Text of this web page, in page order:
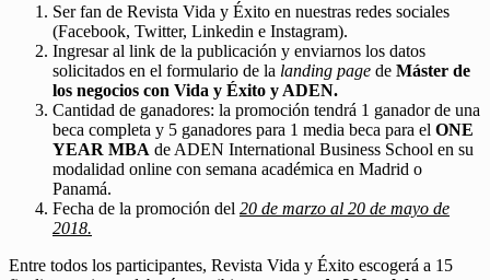
Ser fan de Revista Vida y Éxito en nuestras redes sociales
(Facebook, Twitter, Linkedin e Instagram).
Ingresar al link de la publicación y enviarnos los datos
solicitados en el formulario de la landing page de Máster de
los negocios con Vida y Éxito y ADEN.
Cantidad de ganadores: la promoción tendrá 1 ganador de una
beca completa y 5 ganadores para 1 media beca para el ONE
YEAR MBA de ADEN International Business School en su
modalidad online con semana académica en Madrid o
Panamá.
Fecha de la promoción del 20 de marzo al 20 de mayo de
2018.
Entre todos los participantes, Revista Vida y Éxito escogerá a 15